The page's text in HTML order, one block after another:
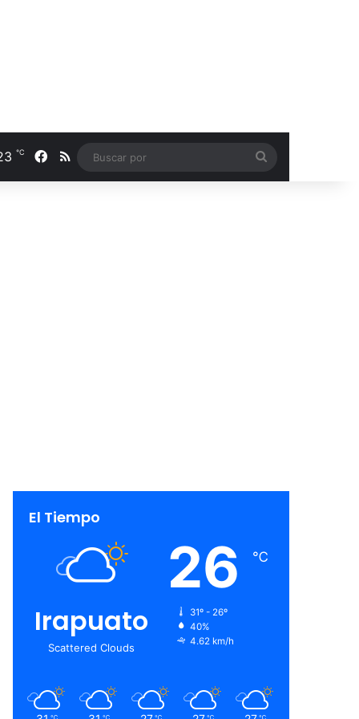
℃ Facebook
RSS
por
El Tiempo
Irapuato
Scattered Clouds
26 ℃
31º - 26º
40%
4.62 km/h